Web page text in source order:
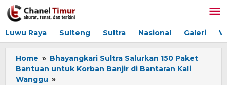
Lewati
ke
Luwu Raya Sulteng Sultra Nasional Galeri
Home » Bhayangkari Sultra Salurkan 150 Paket
Bantuan untuk Korban Banjir di Bantaran Kali
Wanggu »